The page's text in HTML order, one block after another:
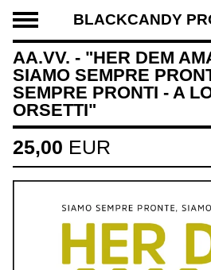
BLACKCANDY
AA.VV. - "HER DEM
SIAMO SEMPRE
SEMPRE PRONTI - A
ORSETTI"
25,00 EUR